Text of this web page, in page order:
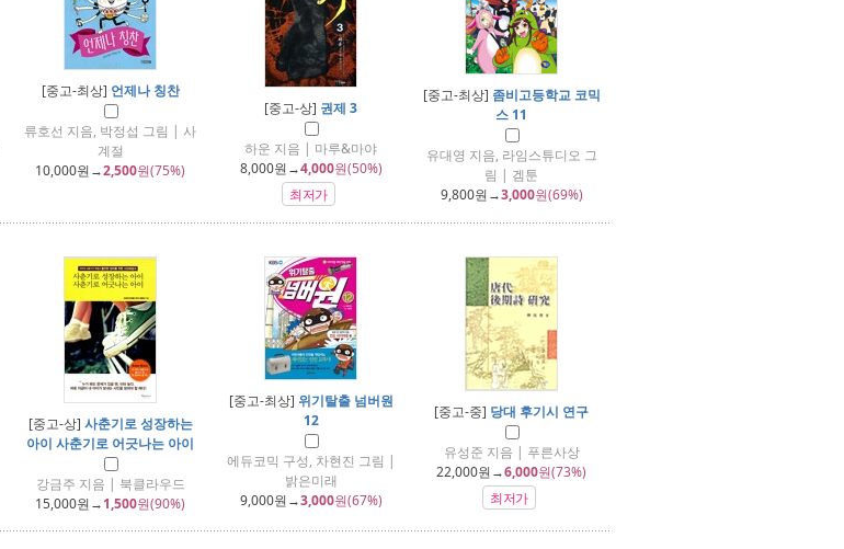
[중고-최상] 언제나 칭찬
류호선 지음, 박정섭 그림 | 사
계절
10,000원→2,500원(75%)
[중고-상] 권제 3
하운 지음 | 마루&마야
8,000원→4,000원(50%)
최저가
[중고-최상] 좀비고등학교 코믹
스 11
유대영 지음, 라임스튜디오 그
림 | 겜툰
9,800원→3,000원(69%)
[중고-상] 사춘기로 성장하는
아이 사춘기로 어긋나는 아이
강금주 지음 | 북클라우드
15,000원→1,500원(90%)
[중고-최상] 위기탈출 넘버원
12
에듀코믹 구성, 차현진 그림 |
밝은미래
9,000원→3,000원(67%)
[중고-중] 당대 후기시 연구
유성준 지음 | 푸른사상
22,000원→6,000원(73%)
최저가